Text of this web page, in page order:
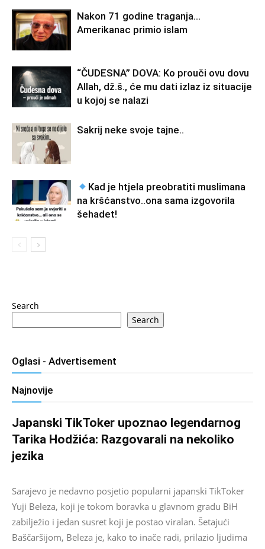
Nakon 71 godine traganja…
Amerikanac primio islam
“ČUDESNA” DOVA: Ko prouči ovu dovu
Allah, dž.š., će mu dati izlaz iz situacije
u kojoj se nalazi
Sakrij neke svoje tajne..
Kad je htjela preobratiti muslimana
na kršćanstvo..ona sama izgovorila
šehadet!
Search
Search
Oglasi - Advertisement
Najnovije
Japanski TikToker upoznao legendarnog
Tarika Hodžića: Razgovarali na nekoliko
jezika
Salim D. -
Sarajevo je nedavno posjetio popularni japanski TikToker
Yuji Beleza, koji je tokom boravka u glavnom gradu BiH
zabilježio i jedan susret koji je postao viralan. Šetajući
Baščaršijom, Beleza je, kako to inače radi, prilazio ljudima